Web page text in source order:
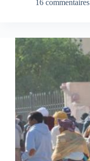
16 commentaires